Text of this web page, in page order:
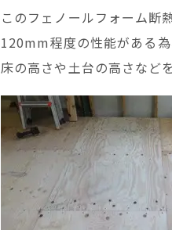
このフェノールフォーム断
120mm程度の性能がある
床の高さや土台の高さなど